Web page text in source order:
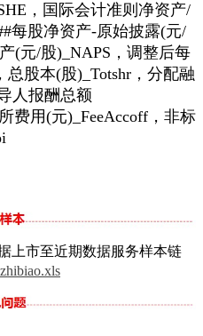
，国际会计准则净资产/
每股净资产-原始披露(元/
(元/股)_NAPS，调整后每
总股本(股)_Totshr，分配融
人报酬总额
费用(元)_FeeAccoff，非标
上市至近期数据服务样本链